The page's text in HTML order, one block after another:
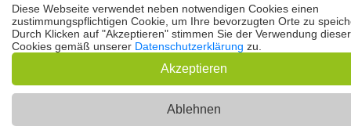
Kontakt
Impressum
🌙 Dark Mode
Copyright © 2026 |Prinzmediaconcept.de
Diese Webseite verwendet neben notwendigen Cookies einen
zustimmungspflichtigen Cookie, um Ihre bevorzugten Orte zu
Durch Klicken auf "Akzeptieren" stimmen Sie der Verwendung dieser
Cookies gemäß unserer Datenschutzerklärung zu.
Akzeptieren
Ablehnen